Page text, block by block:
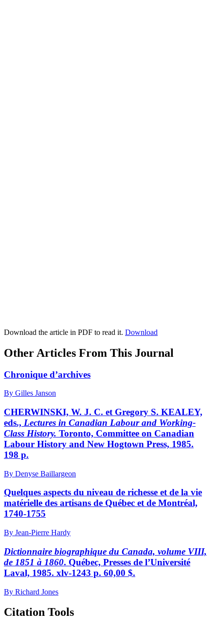
Download the article in PDF to read it. Download
Other Articles From This Journal
Chronique d’archives
By Gilles Janson
CHERWINSKI, W. J. C. et Gregory S. KEALEY,
eds., Lectures in Canadian Labour and Working-
Class History. Toronto, Committee on Canadian
Labour History and New Hogtown Press, 1985.
198 p.
By Denyse Baillargeon
Quelques aspects du niveau de richesse et de la vie
matérielle des artisans de Québec et de Montréal,
1740-1755
By Jean-Pierre Hardy
Dictionnaire biographique du Canada, volume VIII,
de 1851 à 1860. Québec, Presses de l’Université
Laval, 1985. xlv-1243 p. 60,00 $.
By Richard Jones
Citation Tools